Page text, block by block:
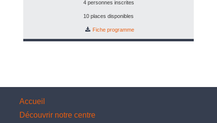
4 personnes inscrites
10 places disponibles
Fiche programme
Accueil
Découvrir notre centre